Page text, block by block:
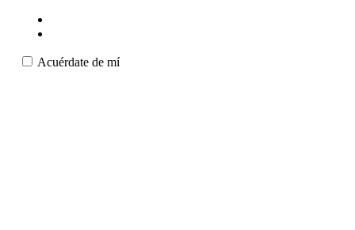
Acuérdate de mí